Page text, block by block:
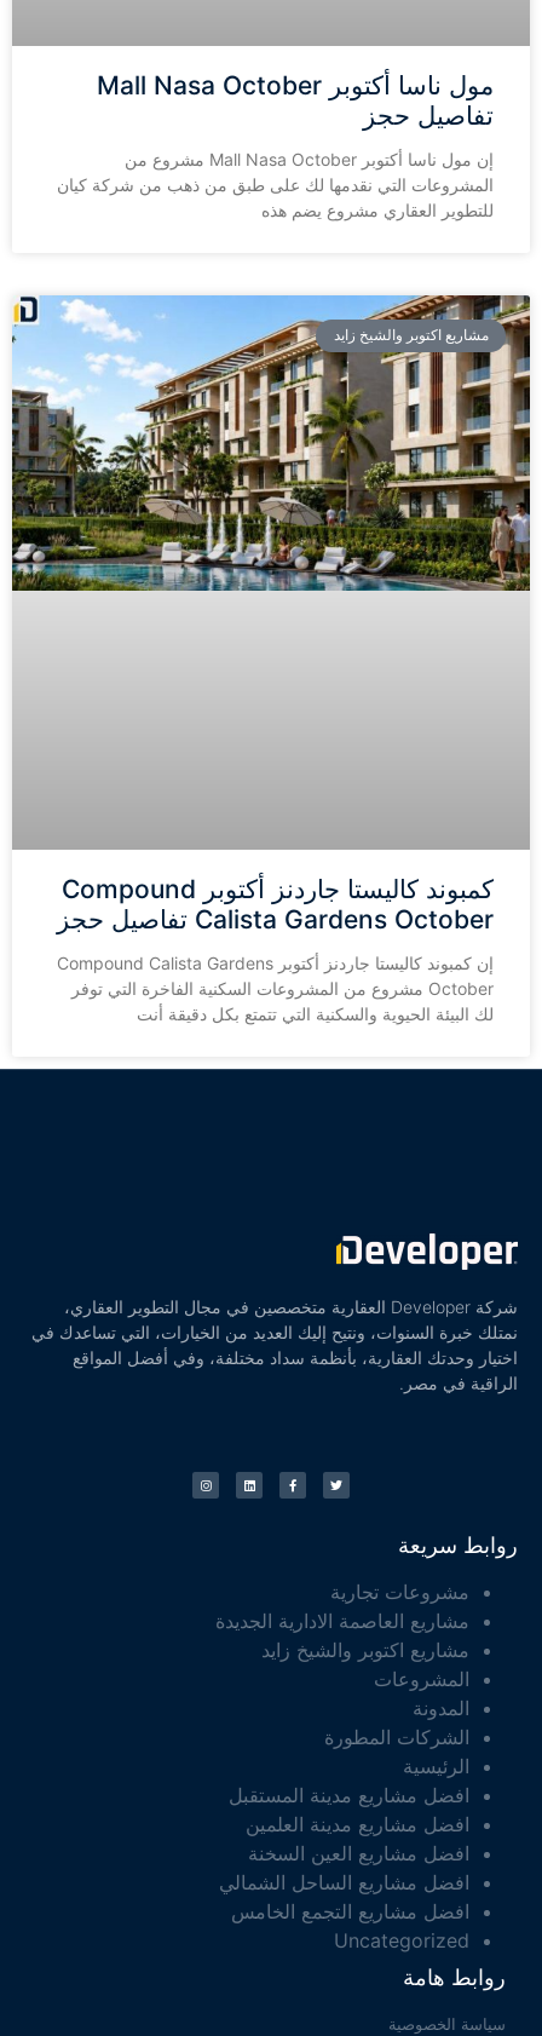
مول ناسا أكتوبر Mall Nasa October
تفاصيل حجز
إن مول ناسا أكتوبر Mall Nasa October مشروع من
المشروعات التي نقدمها لك على طبق من ذهب من شركة كيان
للتطوير العقاري مشروع يضم هذه
مشاريع اكتوبر والشيخ زايد
كمبوند كاليستا جاردنز أكتوبر Compound
Calista Gardens October تفاصيل حجز
إن كمبوند كاليستا جاردنز أكتوبر Compound Calista Gardens
October مشروع من المشروعات السكنية الفاخرة التي توفر
لك البيئة الحيوية والسكنية التي تتمتع بكل دقيقة أنت
شركة Developer العقارية متخصصين في مجال التطوير العقاري،
نمتلك خبرة السنوات، ونتيح إليك العديد من الخيارات، التي تساعدك في
اختيار وحدتك العقارية، بأنظمة سداد مختلفة، وفي أفضل المواقع
الراقية في مصر.
روابط سريعة
مشروعات تجارية
مشاريع العاصمة الادارية الجديدة
مشاريع اكتوبر والشيخ زايد
المشروعات
المدونة
الشركات المطورة
الرئيسية
افضل مشاريع مدينة المستقبل
افضل مشاريع مدينة العلمين
افضل مشاريع العين السخنة
افضل مشاريع الساحل الشمالي
افضل مشاريع التجمع الخامس
Uncategorized
روابط هامة
سياسة الخصوصية